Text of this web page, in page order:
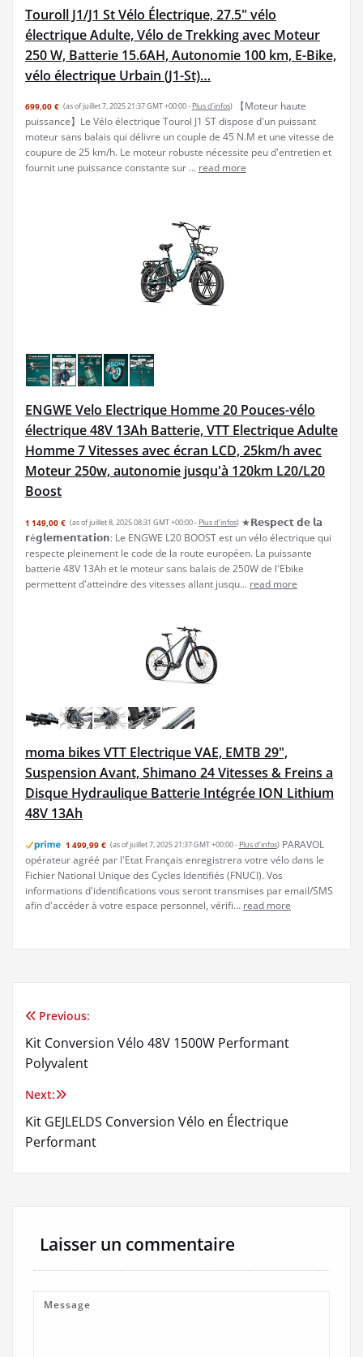
Touroll J1/J1 St Vélo Électrique, 27.5" vélo
électrique Adulte, Vélo de Trekking avec Moteur
250 W, Batterie 15.6AH, Autonomie 100 km, E-Bike,
vélo électrique Urbain (J1-St)…
699,00 € (as of juillet 7, 2025 21:37 GMT +00:00 - Plus d’infos)
【Moteur haute
puissance】Le Vélo électrique Tourol J1 ST dispose d'un puissant
moteur sans balais qui délivre un couple de 45 N.M et une vitesse de
coupure de 25 km/h. Le moteur robuste nécessite peu d'entretien et
fournit une puissance constante sur ... read more
ENGWE Velo Electrique Homme 20 Pouces-vélo
électrique 48V 13Ah Batterie, VTT Electrique Adulte
Homme 7 Vitesses avec écran LCD, 25km/h avec
Moteur 250w, autonomie jusqu'à 120km L20/L20
Boost
1 149,00 € (as of juillet 8, 2025 08:31 GMT +00:00 - Plus d’infos) ★𝗥𝗲𝘀𝗽𝗲𝗰𝘁 𝗱𝗲 𝗹𝗮
𝗿é𝗴𝗹𝗲𝗺𝗲𝗻𝘁𝗮𝘁𝗶𝗼𝗻: Le ENGWE L20 BOOST est un vélo électrique qui
respecte pleinement le code de la route européen. La puissante
batterie 48V 13Ah et le moteur sans balais de 250W de l'Ebike
permettent d'atteindre des vitesses allant jusqu... read more
moma bikes VTT Electrique VAE, EMTB 29",
Suspension Avant, Shimano 24 Vitesses & Freins a
Disque Hydraulique Batterie Intégrée ION Lithium
48V 13Ah
1 499,99 € (as of juillet 7, 2025 21:37 GMT +00:00 - Plus d’infos) PARAVOL
opérateur agréé par l'Etat Français enregistrera votre vélo dans le
Fichier National Unique des Cycles Identifiés (FNUCI). Vos
informations d'identifications vous seront transmises par email/SMS
afin d'accéder à votre espace personnel, vérifi... read more
Navigation
de
l’article
Previous:
Kit Conversion Vélo 48V 1500W Performant
Polyvalent
Next:
Kit GEJLELDS Conversion Vélo en Électrique
Performant
Laisser un commentaire